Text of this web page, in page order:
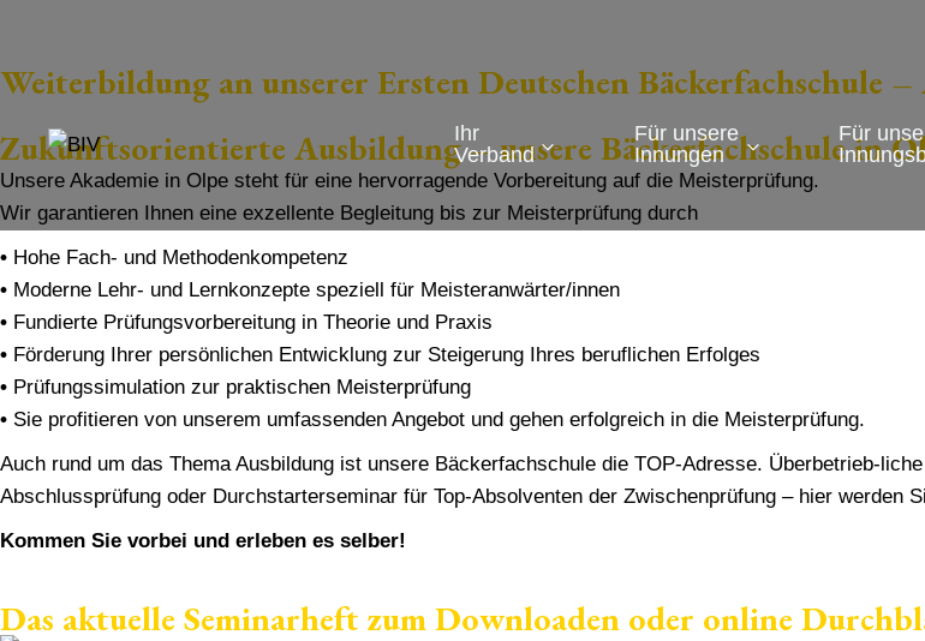
Ihr
Verband
Für unsere
Innungen
Für
Weiterbildung an unserer Ersten Deutschen Bäckerfachschule
Zukunftsorientierte Ausbildung – unsere Bäckerfachschule in
Unsere Akademie in Olpe steht für eine hervorragende Vorbereitung auf die Meisterprüfung.
Wir garantieren Ihnen eine exzellente Begleitung bis zur Meisterprüfung durch
• Hohe Fach- und Methodenkompetenz
• Moderne Lehr- und Lernkonzepte speziell für Meisteranwärter/innen
• Fundierte Prüfungsvorbereitung in Theorie und Praxis
• Förderung Ihrer persönlichen Entwicklung zur Steigerung Ihres beruflichen Erfolges
• Prüfungssimulation zur praktischen Meisterprüfung
• Sie profitieren von unserem umfassenden Angebot und gehen erfolgreich in die Meisterprüfung.
Auch rund um das Thema Ausbildung ist unsere Bäckerfachschule die TOP-Adresse. Überbetrieb-
Abschlussprüfung oder Durchstarterseminar für Top-Absolventen der Zwischenprüfung – hier werden
Kommen Sie vorbei und erleben es selber!
Das aktuelle Seminarheft zum Downloaden oder online